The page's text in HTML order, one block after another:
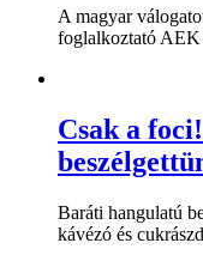
A magyar
foglalkoztató AEK
Csak a
Baráti hangulatú
kávézó és